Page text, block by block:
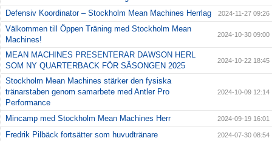
Defensiv Koordinator – Stockholm Mean Machines Herrlag 2024-11-27 09:26
Välkommen till Öppen Träning med Stockholm Mean
Machines!
2024-10-30 09:00
MEAN MACHINES PRESENTERAR DAWSON HERL
SOM NY QUARTERBACK FÖR SÄSONGEN 2025
2024-10-22 18:45
Stockholm Mean Machines stärker den fysiska
tränarstaben genom samarbete med Antler Pro
Performance
2024-10-09 12:14
Mincamp med Stockholm Mean Machines Herr 2024-09-19 16:01
Fredrik Pilbäck fortsätter som huvudtränare 2024-07-30 08:54